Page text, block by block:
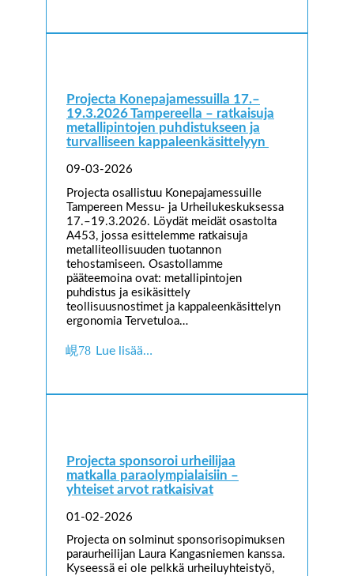
Projecta Konepajamessuilla 17.–
19.3.2026 Tampereella – ratkaisuja
metallipintojen puhdistukseen ja
turvalliseen kappaleenkäsittelyyn
09-03-2026
Projecta osallistuu Konepajamessuille
Tampereen Messu- ja Urheilukeskuksessa
17.–19.3.2026. Löydät meidät osastolta
A453, jossa esittelemme ratkaisuja
metalliteollisuuden tuotannon
tehostamiseen. Osastollamme
pääteemoina ovat: metallipintojen
puhdistus ja esikäsittely
teollisuusnostimet ja kappaleenkäsittelyn
ergonomia Tervetuloa…
Lue lisää…
Projecta sponsoroi urheilijaa
matkalla paraolympialaisiin –
yhteiset arvot ratkaisivat
01-02-2026
Projecta on solminut sponsorisopimuksen
paraurheilijan Laura Kangasniemen kanssa.
Kyseessä ei ole pelkkä urheiluyhteistyö,